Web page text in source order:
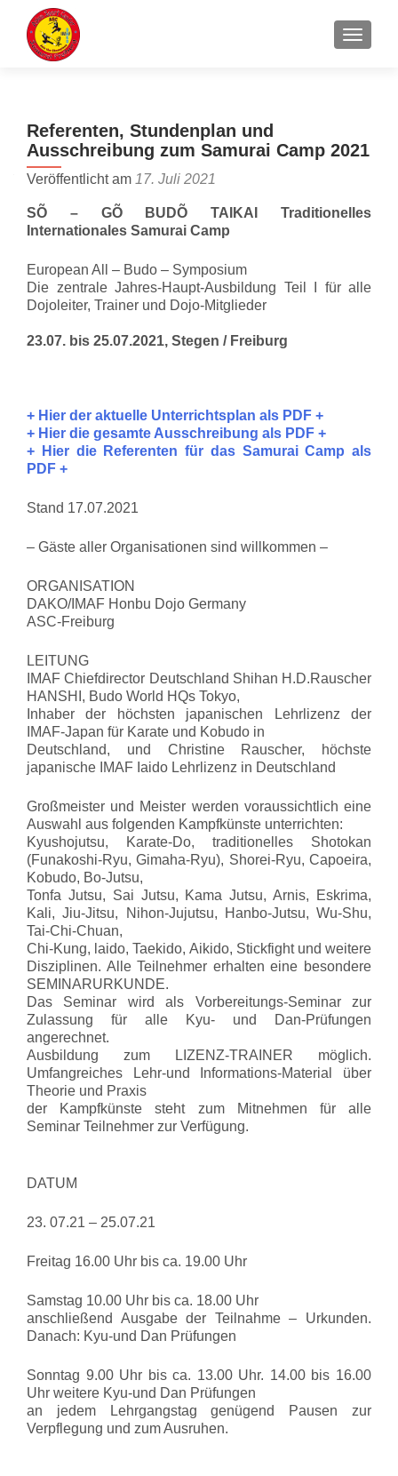
MENU
Referenten, Stundenplan und
Ausschreibung zum Samurai Camp 2021
Veröffentlicht am 17. Juli 2021
SÕ
– GÕ BUDÕ TAIKAI Traditionelles
Internationales Samurai Camp
European All – Budo – Symposium
Die zentrale Jahres-Haupt-Ausbildung Teil I für alle
Dojoleiter, Trainer und Dojo-Mitglieder
23.07. bis 25.07.2021, Stegen / Freiburg
+ Hier der aktuelle Unterrichtsplan als PDF +
+ Hier die gesamte Ausschreibung als PDF +
+ Hier die Referenten für das Samurai Camp als
PDF +
Stand 17.07.2021
– Gäste aller Organisationen sind willkommen –
ORGANISATION
DAKO/IMAF Honbu Dojo Germany
ASC-Freiburg
LEITUNG
IMAF Chiefdirector Deutschland Shihan H.D.Rauscher
HANSHI, Budo World HQs Tokyo,
Inhaber der höchsten japanischen Lehrlizenz der
IMAF-Japan für Karate und Kobudo in
Deutschland, und Christine Rauscher, höchste
japanische IMAF Iaido Lehrlizenz in Deutschland
Großmeister und Meister werden voraussichtlich eine
Auswahl aus folgenden Kampfkünste unterrichten:
Kyushojutsu, Karate-Do, traditionelles Shotokan
(Funakoshi-Ryu, Gimaha-Ryu), Shorei-Ryu, Capoeira,
Kobudo, Bo-Jutsu,
Tonfa Jutsu, Sai Jutsu, Kama Jutsu, Arnis, Eskrima,
Kali, Jiu-Jitsu, Nihon-Jujutsu, Hanbo-Jutsu, Wu-Shu,
Tai-Chi-Chuan,
Chi-Kung, laido, Taekido, Aikido, Stickfight und weitere
Disziplinen. Alle Teilnehmer erhalten eine besondere
SEMINARURKUNDE.
Das Seminar wird als Vorbereitungs-Seminar zur
Zulassung für alle Kyu- und Dan-Prüfungen
angerechnet.
Ausbildung zum LIZENZ-TRAINER möglich.
Umfangreiches Lehr-und Informations-Material über
Theorie und Praxis
der Kampfkünste steht zum Mitnehmen für alle
Seminar Teilnehmer zur Verfügung.
DATUM
23. 07.21 – 25.07.21
Freitag 16.00 Uhr bis ca. 19.00 Uhr
Samstag 10.00 Uhr bis ca. 18.00 Uhr
anschließend Ausgabe der Teilnahme – Urkunden.
Danach: Kyu-und Dan Prüfungen
Sonntag 9.00 Uhr bis ca. 13.00 Uhr. 14.00 bis 16.00
Uhr weitere Kyu-und Dan Prüfungen
an jedem Lehrgangstag genügend Pausen zur
Verpflegung und zum Ausruhen.